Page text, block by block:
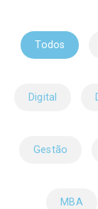
Todos
Digital
Gestão
MBA